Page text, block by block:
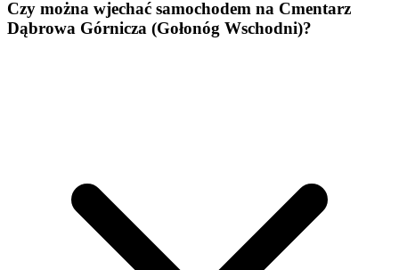
Czy można wjechać samochodem na Cmentarz
Dąbrowa Górnicza (Gołonóg Wschodni)?